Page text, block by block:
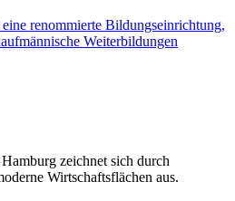
renommierte Bildungseinrichtung,
Weiterbildungen
Hamburg zeichnet sich durch
Wirtschaftsflächen aus.